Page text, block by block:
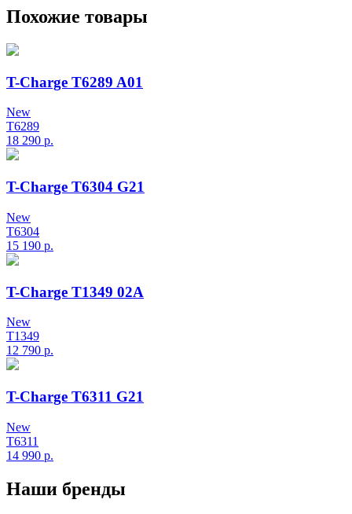
Похожие товары
T-Charge T6289 A01
New
T6289
18 290 р.
T-Charge T6304 G21
New
T6304
15 190 р.
T-Charge T1349 02A
New
T1349
12 790 р.
T-Charge T6311 G21
New
T6311
14 990 р.
Наши бренды